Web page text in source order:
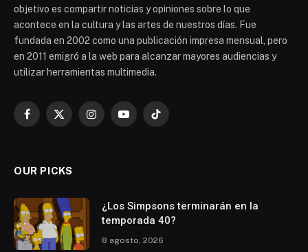
objetivo es compartir noticias y opiniones sobre lo que
acontece en la cultura y las artes de nuestros días. Fue
fundada en 2002 como una publicación impresa mensual, pero
en 2011 emigró a la web para alcanzar mayores audiencias y
utilizar herramientas multimedia.
Facebook
X
InstagramYouTubeTikTok
OUR PICKS
¿Los Simpsons terminarán en la
temporada 40?
8 agosto, 2026